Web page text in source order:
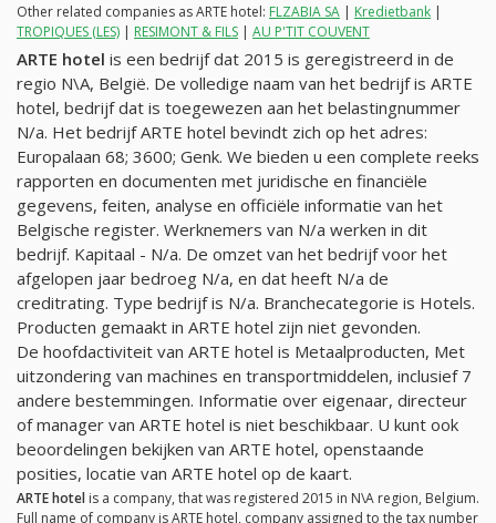
Other related companies as ARTE hotel: FLZABIA SA | Kredietbank |
TROPIQUES (LES) | RESIMONT & FILS | AU P'TIT COUVENT
ARTE hotel is een bedrijf dat 2015 is geregistreerd in de
regio N\A, België. De volledige naam van het bedrijf is ARTE
hotel, bedrijf dat is toegewezen aan het belastingnummer
N/a. Het bedrijf ARTE hotel bevindt zich op het adres:
Europalaan 68; 3600; Genk. We bieden u een complete reeks
rapporten en documenten met juridische en financiële
gegevens, feiten, analyse en officiële informatie van het
Belgische register. Werknemers van N/a werken in dit
bedrijf. Kapitaal - N/a. De omzet van het bedrijf voor het
afgelopen jaar bedroeg N/a, en dat heeft N/a de
creditrating. Type bedrijf is N/a. Branchecategorie is Hotels.
Producten gemaakt in ARTE hotel zijn niet gevonden.
De hoofdactiviteit van ARTE hotel is Metaalproducten, Met
uitzondering van machines en transportmiddelen, inclusief 7
andere bestemmingen. Informatie over eigenaar, directeur
of manager van ARTE hotel is niet beschikbaar. U kunt ook
beoordelingen bekijken van ARTE hotel, openstaande
posities, locatie van ARTE hotel op de kaart.
ARTE hotel is a company, that was registered 2015 in N\A region, Belgium.
Full name of company is ARTE hotel, company assigned to the tax number